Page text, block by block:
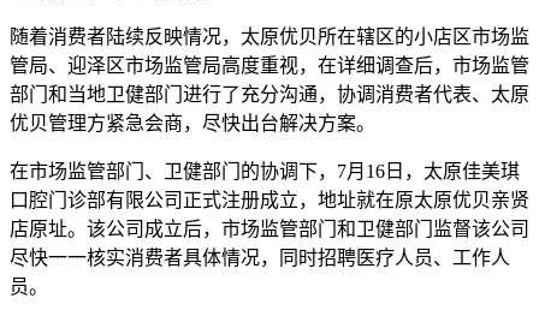
随着消费者陆续反映情况，太原优贝所在辖区的小店区市场监
管局、迎泽区市场监管局高度重视，在详细调查后，市场监管
部门和当地卫健部门进行了充分沟通，协调消费者代表、太原
优贝管理方紧急会商，尽快出台解决方案。
在市场监管部门、卫健部门的协调下，7月16日，太原佳美琪
口腔门诊部有限公司正式注册成立，地址就在原太原优贝亲贤
店原址。该公司成立后，市场监管部门和卫健部门监督该公司
尽快一一核实消费者具体情况，同时招聘医疗人员、工作人
员。